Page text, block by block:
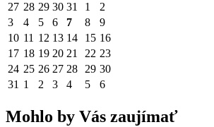
27 28 29 30 31 1
2
3
4 5 6 7 8
9
10 11 12 13 14 15 16
17 18 19 20 21 22 23
24 25 26 27 28 29 30
31 1 2 3 4 5 6
Mohlo by Vás zaujímať